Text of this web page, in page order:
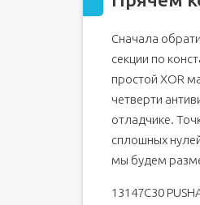
Сначала
секции по
простой XOR
четверти
отладчике.
сплошных
мы будем
13147C30